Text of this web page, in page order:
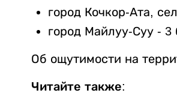
город Кочкор-Ата,
город Майлуу-Суу - 3
Об ощутимости на
Читайте также: